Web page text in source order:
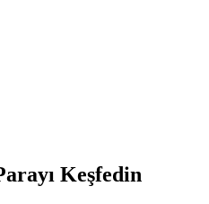
Keşfedin